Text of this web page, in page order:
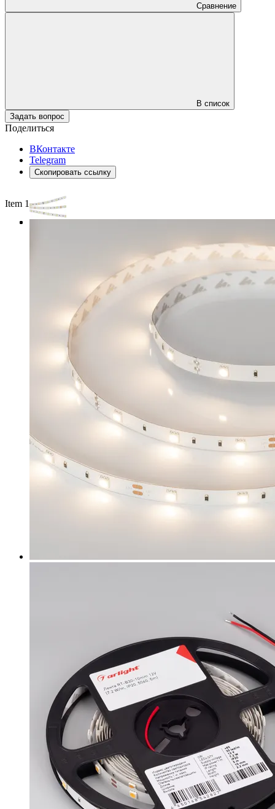
Сравнение
В список
Задать вопрос
Поделиться
ВКонтакте
Telegram
Скопировать ссылку
Item 1 of 3